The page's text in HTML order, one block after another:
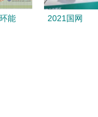
领行业新标
能
2021国网